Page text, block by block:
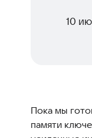
10
Пока мы
памяти